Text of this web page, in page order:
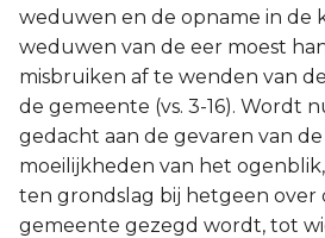
weduwen en de opname in de
weduwen van de eer moest
misbruiken af te wenden van
de gemeente (vs. 3-16). Wordt
gedacht aan de gevaren van
moeilijkheden van het
ten grondslag bij hetgeen over
gemeente gezegd wordt, tot